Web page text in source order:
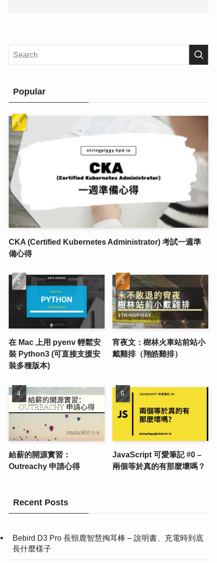
Popular
CKA (Certified Kubernetes Administrator) 考試一週準
備心得
在 Mac 上用 pyenv 輕鬆安
裝 Python3 (可直接支援安
裝多種版本)
宵夜文：樹林火車站前站小
戴雞排（翔皓雞排）
給薪的開源實習：
Outreachy 申請心得
JavaScript 可愛筆記 #0 –
兩個等於真的有那麼壞嗎？
Recent Posts
Bebird D3 Pro 長頸鹿智慧掏耳棒 – 說明書、充電時到底
長什麼樣子